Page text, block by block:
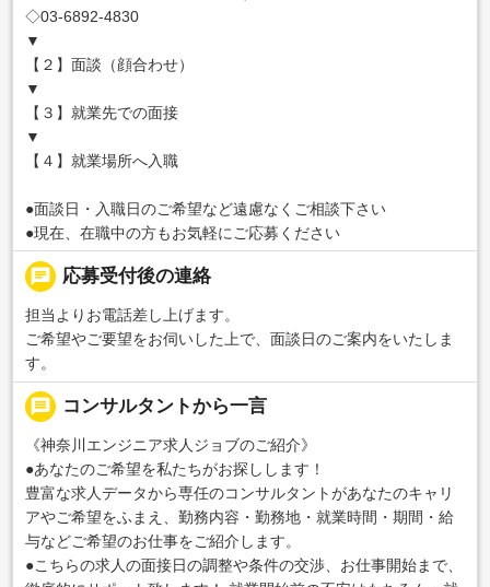
◇03-6892-4830
▼
【２】面談（顔合わせ）
▼
【３】就業先での面接
▼
【４】就業場所へ入職
●面談日・入職日のご希望など遠慮なくご相談下さい
●現在、在職中の方もお気軽にご応募ください
chat 応募受付後の連絡
担当よりお電話差し上げます。
ご希望やご要望をお伺いした上で、面談日のご案内をいたしま
す。
message コンサルタントから一言
《神奈川エンジニア求人ジョブのご紹介》
●あなたのご希望を私たちがお探しします！
豊富な求人データから専任のコンサルタントがあなたのキャリ
アやご希望をふまえ、勤務内容・勤務地・就業時間・期間・給
与などご希望のお仕事をご紹介します。
●こちらの求人の面接日の調整や条件の交渉、お仕事開始まで、